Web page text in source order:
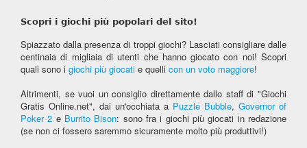
Scopri i giochi più popolari del sito!
Spiazzato dalla presenza di troppi giochi? Lasciati consigliare dalle
centinaia di migliaia di utenti che hanno giocato con noi! Scopri
quali sono i giochi più giocati e quelli con un voto maggiore!
Altrimenti, se vuoi un consiglio direttamente dallo staff di "Giochi
Gratis Online.net", dai un'occhiata a Puzzle Bubble, Governor of
Poker 2 e Burrito Bison: sono fra i giochi più giocati in redazione
(se non ci fossero saremmo sicuramente molto più produttivi!)